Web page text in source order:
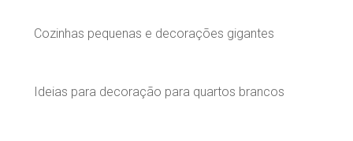
Cozinhas pequenas e decorações gigantes
Ideias para decoração para quartos brancos